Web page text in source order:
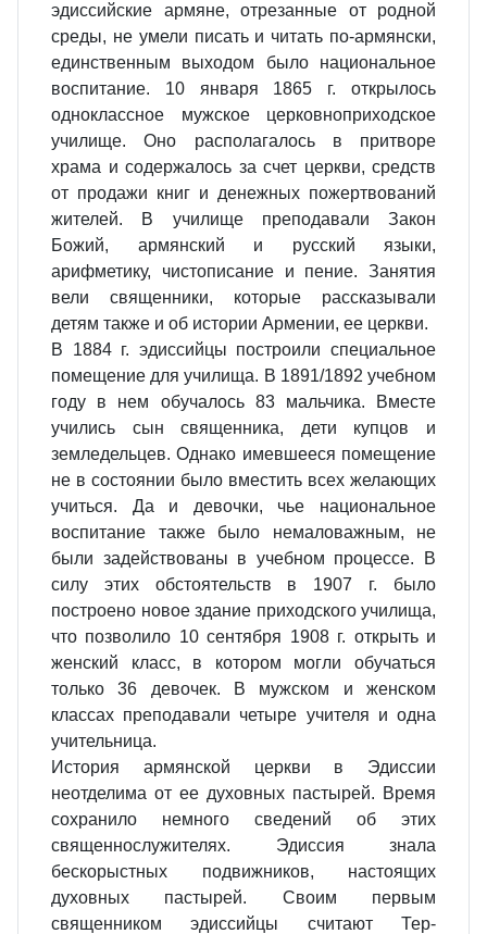
эдиссийские армяне, отрезанные от родной
среды, не умели писать и читать по-армянски,
единственным выходом было национальное
воспитание. 10 января 1865 г. открылось
одноклассное мужское церковноприходское
училище. Оно располагалось в притворе
храма и содержалось за счет церкви, средств
от продажи книг и денежных пожертвований
жителей. В училище преподавали Закон
Божий, армянский и русский языки,
арифметику, чистописание и пение. Занятия
вели священники, которые рассказывали
детям также и об истории Армении, ее церкви.
В 1884 г. эдиссийцы построили специальное
помещение для училища. В 1891/1892 учебном
году в нем обучалось 83 мальчика. Вместе
учились сын священника, дети купцов и
земледельцев. Однако имевшееся помещение
не в состоянии было вместить всех желающих
учиться. Да и девочки, чье национальное
воспитание также было немаловажным, не
были задействованы в учебном процессе. В
силу этих обстоятельств в 1907 г. было
построено новое здание приходского училища,
что позволило 10 сентября 1908 г. открыть и
женский класс, в котором могли обучаться
только 36 девочек. В мужском и женском
классах преподавали четыре учителя и одна
учительница.
История армянской церкви в Эдиссии
неотделима от ее духовных пастырей. Время
сохранило немного сведений об этих
священнослужителях. Эдиссия знала
бескорыстных подвижников, настоящих
духовных пастырей. Своим первым
священником эдиссийцы считают Тер-